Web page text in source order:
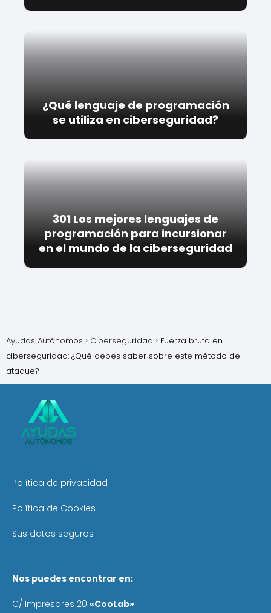
¿Qué lenguaje de programación
se utiliza en ciberseguridad?
301 Los mejores lenguajes de
programación para incursionar
en el mundo de la ciberseguridad
Ayudas Autónomos Ciberseguridad
Fuerza bruta en
ciberseguridad: ¿Qué debes saber sobre este método de
ataque?
Política de privacidad
Política de Cookies
Sus datos seguros
Nos puedes encontrar en:
C/ Impresores 20 «CooLab»